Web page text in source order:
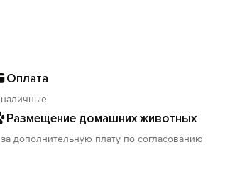
Оплата
наличные
Размещение домашних животных
за дополнительную плату по согласованию